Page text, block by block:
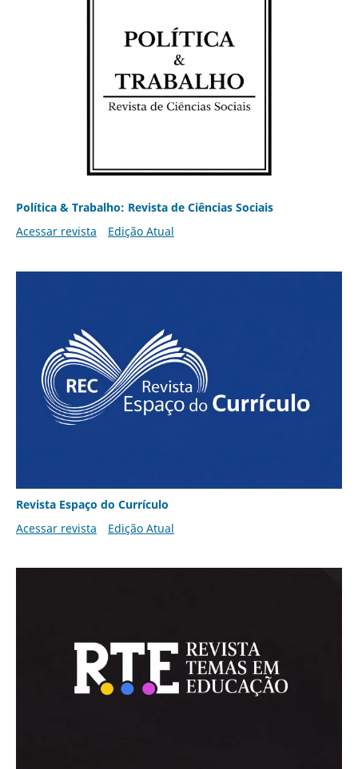
Política & Trabalho: Revista de Ciências Sociais
Acessar revista
Edição Atual
Revista Espaço do Currículo
Acessar revista
Edição Atual